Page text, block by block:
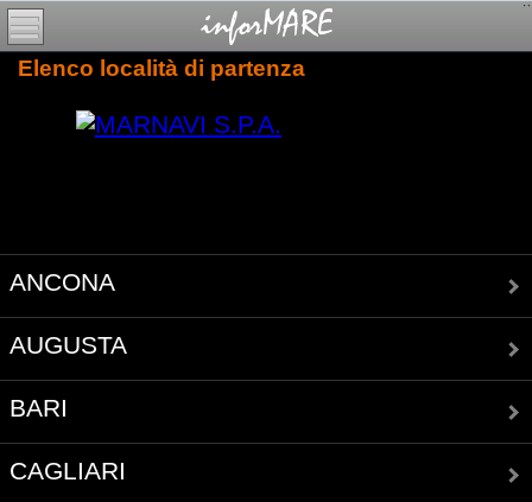
Elenco località di partenza
ANCONA
AUGUSTA
BARI
CAGLIARI